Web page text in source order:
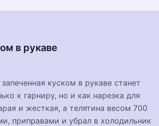
в рукаве
куском в рукаве станет
к гарниру, но и как нарезка для
и жесткая, а телятина весом 700
приправами и убрал в холодильник